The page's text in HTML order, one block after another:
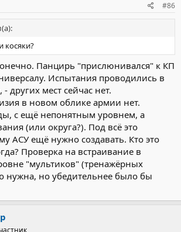
#86
косяки?
Панцирь "прислюнивался" к КП
Испытания проводились в
других мест сейчас нет.
в новом облике армии нет.
с ещё непонятным уровнем, а
(или округа?). Под всё это
АСУ ещё нужно создавать. Кто это
Проверка на встраивание в
"мультиков" (тренажёрных
нужна, но убедительнее было бы